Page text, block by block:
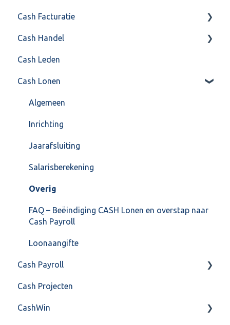
API 4.0 (REST API)
Cash Facturatie
Factureren
Instellingen
Algemeen
Formulierlayout
Cash Handel
Inkoop
Verkoop
Voorraad
Overig
VoorraadService & Onderhoud
Cash Leden
Cash Lonen
Algemeen
Inrichting
Jaarafsluiting
Salarisberekening
Overig
FAQ – Beëindiging CASH Lonen en overstap naar
Cash Payroll
Loonaangifte
Cash Payroll
Aangifte
Algemeen
Cash Projecten
CashWin